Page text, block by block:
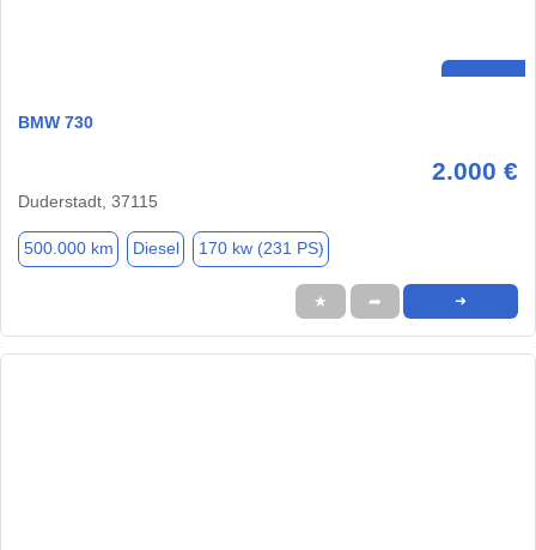
BMW 730
2.000 €
Duderstadt, 37115
500.000 km Diesel 170 kw (231 PS)
★ ➦ ➜